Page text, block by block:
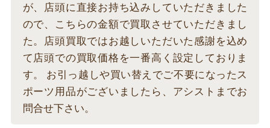
が、店頭に直接お持ち込みしていただきました
ので、こちらの金額で買取させていただきまし
た。店頭買取ではお越しいただいた感謝を込め
て店頭での買取価格を一番高く設定しておりま
す。 お引っ越しや買い替えでご不要になったス
ポーツ用品がございましたら、アシストまでお
問合せ下さい。